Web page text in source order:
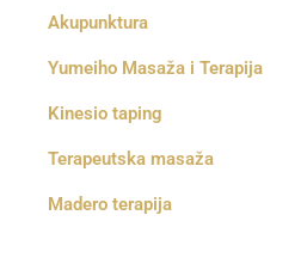
Akupunktura
Yumeiho Masaža i Terapija
Kinesio taping
Terapeutska masaža
Madero terapija